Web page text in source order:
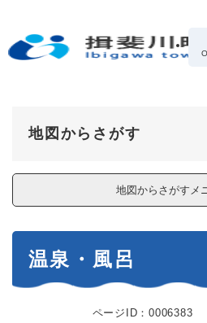
の
地図からさがす
地図からさがすメ
温泉・風呂
ページID：0006383